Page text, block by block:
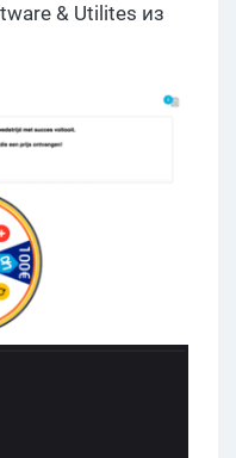
& Utilites из